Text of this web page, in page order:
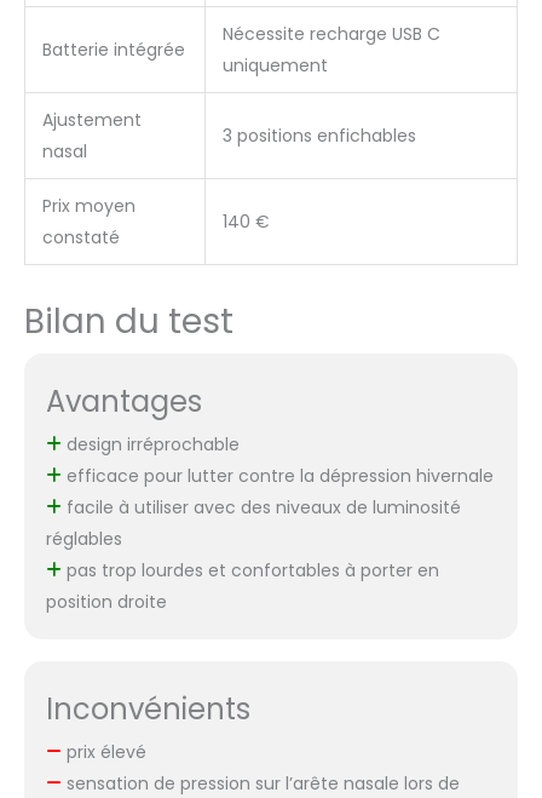
Batterie intégrée
Nécessite recharge USB C
uniquement
Ajustement
nasal
3 positions enfichables
Prix moyen
constaté
140 €
Bilan du test
Avantages
design irréprochable
efficace pour lutter contre la dépression hivernale
facile à utiliser avec des niveaux de luminosité
réglables
pas trop lourdes et confortables à porter en
position droite
Inconvénients
prix élevé
sensation de pression sur l’arête nasale lors de